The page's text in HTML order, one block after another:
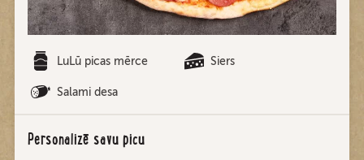
LuLū picas mērce Siers
Salami desa
Personalizē savu picu